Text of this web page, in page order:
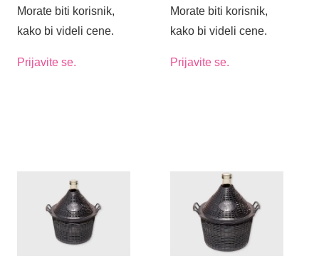
Morate biti korisnik,
kako bi videli cene.
Prijavite se.
Morate biti korisnik,
kako bi videli cene.
Prijavite se.